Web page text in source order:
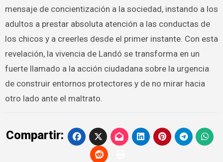
mensaje de concientización a la sociedad, instando a los
adultos a prestar absoluta atención a las conductas de
los chicos y a creerles desde el primer instante. Con esta
revelación, la vivencia de Landó se transforma en un
fuerte llamado a la acción ciudadana sobre la urgencia
de construir entornos protectores y de no mirar hacia
otro lado ante el maltrato.
Compartir: